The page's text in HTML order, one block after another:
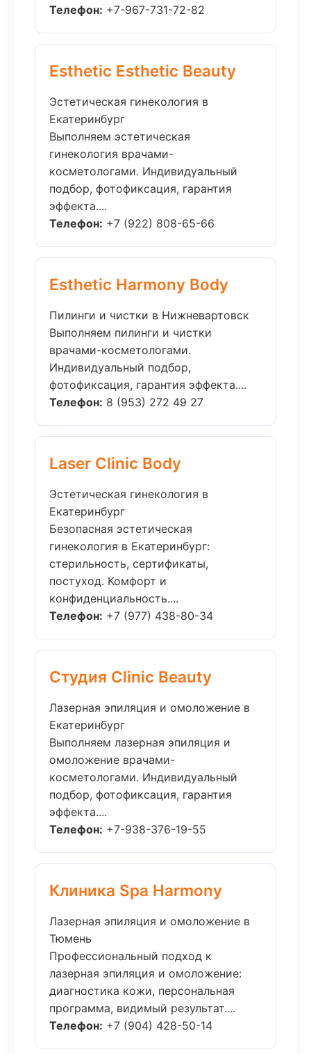
Телефон: +7-967-731-72-82
Esthetic Esthetic Beauty
Эстетическая гинекология в
Екатеринбург
Выполняем эстетическая
гинекология врачами-
косметологами. Индивидуальный
подбор, фотофиксация, гарантия
эффекта....
Телефон: +7 (922) 808-65-66
Esthetic Harmony Body
Пилинги и чистки в Нижневартовск
Выполняем пилинги и чистки
врачами-косметологами.
Индивидуальный подбор,
фотофиксация, гарантия эффекта....
Телефон: 8 (953) 272 49 27
Laser Clinic Body
Эстетическая гинекология в
Екатеринбург
Безопасная эстетическая
гинекология в Екатеринбург:
стерильность, сертификаты,
постуход. Комфорт и
конфиденциальность....
Телефон: +7 (977) 438-80-34
Студия Clinic Beauty
Лазерная эпиляция и омоложение в
Екатеринбург
Выполняем лазерная эпиляция и
омоложение врачами-
косметологами. Индивидуальный
подбор, фотофиксация, гарантия
эффекта....
Телефон: +7-938-376-19-55
Клиника Spa Harmony
Лазерная эпиляция и омоложение в
Тюмень
Профессиональный подход к
лазерная эпиляция и омоложение:
диагностика кожи, персональная
программа, видимый результат....
Телефон: +7 (904) 428-50-14